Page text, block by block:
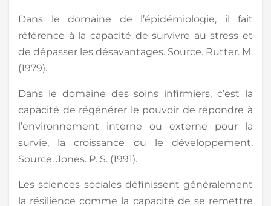
Dans le domaine de l’épidémiologie, il fait
référence à la capacité de survivre au stress et
de dépasser les désavantages. Source. Rutter. M.
(1979).
Dans le domaine des soins infirmiers, c’est la
capacité de régénérer le pouvoir de répondre à
l’environnement interne ou externe pour la
survie, la croissance ou le développement.
Source. Jones. P. S. (1991).
Les sciences sociales définissent généralement
la résilience comme la capacité de se remettre